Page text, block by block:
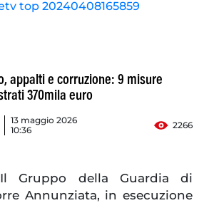
appalti e corruzione: 9 misure
370mila euro
13 maggio 2026
10:36
2266
Il Gruppo della Guardia di
Annunziata, in esecuzione